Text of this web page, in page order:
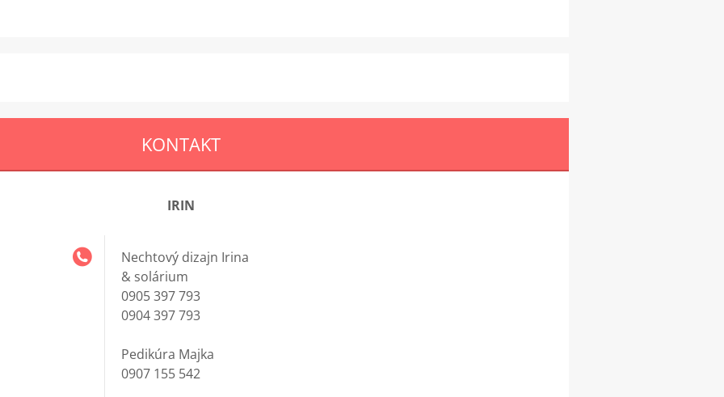
KONTAKT
IRIN
Nechtový dizajn Irina
& solárium
0905 397 793
0904 397 793
Pedikúra Majka
0907 155 542